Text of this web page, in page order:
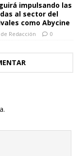
impulsando las
al sector del
como Abycine
Redacción 0